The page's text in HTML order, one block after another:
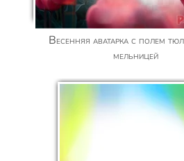
Весенняя аватарка с полем тюльпанов и
мельницей